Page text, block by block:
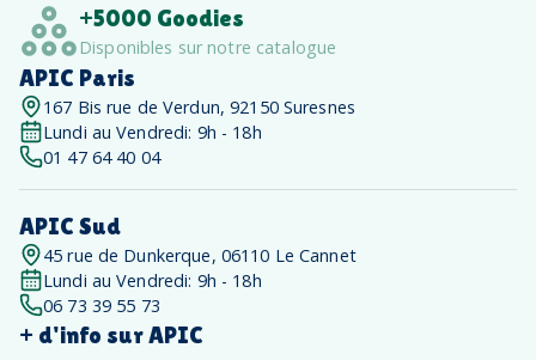
+5000 Goodies
Disponibles sur notre catalogue
APIC Paris
167 Bis rue de Verdun, 92150 Suresnes
Lundi au Vendredi: 9h - 18h
01 47 64 40 04
APIC Sud
45 rue de Dunkerque, 06110 Le Cannet
Lundi au Vendredi: 9h - 18h
06 73 39 55 73
+ d'info sur APIC